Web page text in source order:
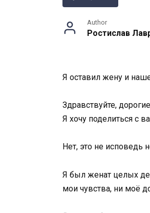
Author
Ростислав
Я оставил жену и
Здравствуйте,
Я хочу поделиться с
Нет, это не исповедь
Я был женат целых
мои чувства, ни моё